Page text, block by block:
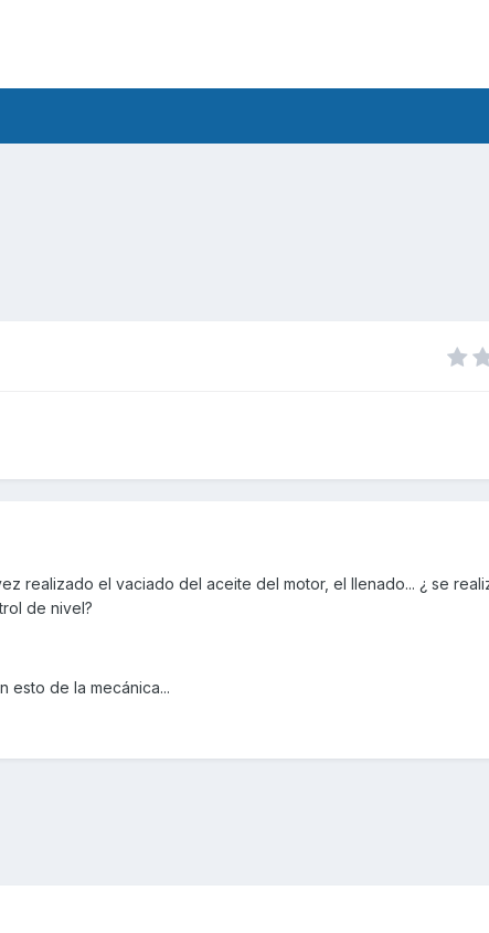
realizado el vaciado del aceite del motor, el llenado... ¿ se
de nivel?
esto de la mecánica...